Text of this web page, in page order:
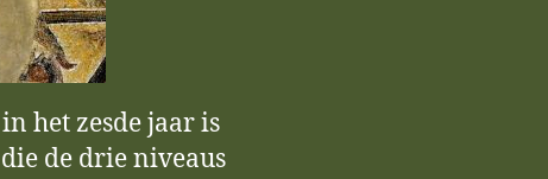
het zesde jaar is
de drie niveaus